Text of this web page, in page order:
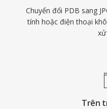
Chuyển đổi PDB sang
tính hoặc điện thoại
Trên